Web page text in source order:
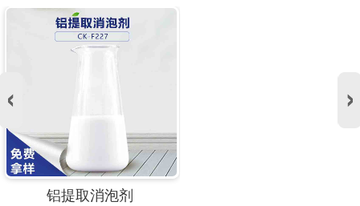
铝提取消泡剂